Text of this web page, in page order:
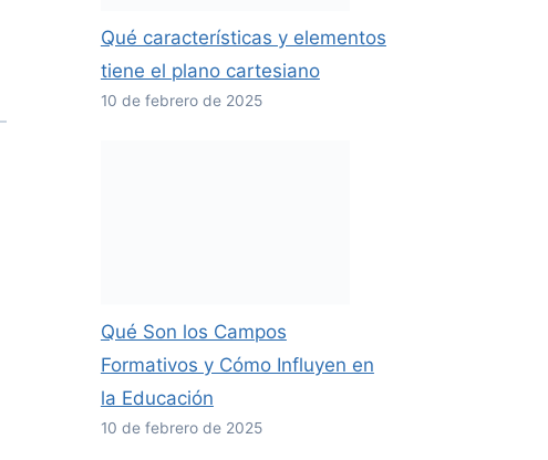
Qué características y elementos
tiene el plano cartesiano
10 de febrero de 2025
Qué Son los Campos
Formativos y Cómo Influyen en
la Educación
10 de febrero de 2025